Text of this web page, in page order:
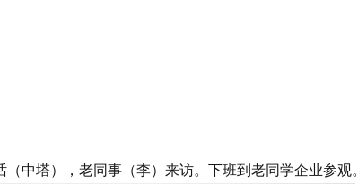
塔），老同事（李）来访。下班到老同学企业参观。